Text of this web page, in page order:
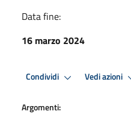
Data fine:
16 marzo 2024
Condividi Vedi azioni
Argomenti: